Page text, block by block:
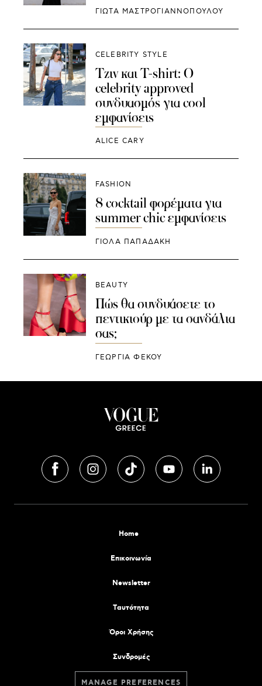
ΓΙΩΤΑ ΜΑΣΤΡΟΓΙΑΝΝΟΠΟΥΛΟΥ
CELEBRITY STYLE
Τζιν και T-shirt: O
celebrity approved
συνδυασμός για cool
εμφανίσεις
ALICE CARY
FASHION
8 cocktail φορέματα για
summer chic εμφανίσεις
ΓΙΌΛΑ ΠΑΠΑΔΆΚΗ
BEAUTY
Πώς θα συνδυάσετε το
πεντικιούρ με τα σανδάλια
σας;
ΓΕΩΡΓΙΑ ΦΕΚΟΥ
Home
Επικοινωνία
Newsletter
Tαυτότητα
Όροι Χρήσης
Συνδρομές
MANAGE PREFERENCES